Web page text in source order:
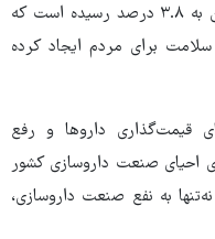
سهم حدود ۸ تا ۸.۵ درصد بود، اما اکنون به ۳.۸ درصد رسیده است که
برای مردم ایجاد کرده
قیمت‌گذاری داروها و رفع
احیای صنعت داروسازی کشور
به نفع صنعت داروسازی،